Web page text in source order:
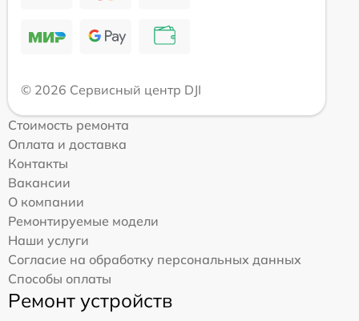
© 2026 Сервисный центр DJI
Стоимость ремонта
Оплата и доставка
Контакты
Вакансии
О компании
Ремонтируемые модели
Наши услуги
Согласие на обработку персональных данных
Способы оплаты
Ремонт устройств